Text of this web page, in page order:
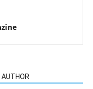
AUTHOR